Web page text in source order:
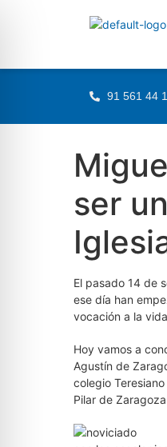
91 561 44
ser
El pasado 14 de
ese día han
vocación a la
Hoy vamos a
Agustín de
colegio
Pilar de